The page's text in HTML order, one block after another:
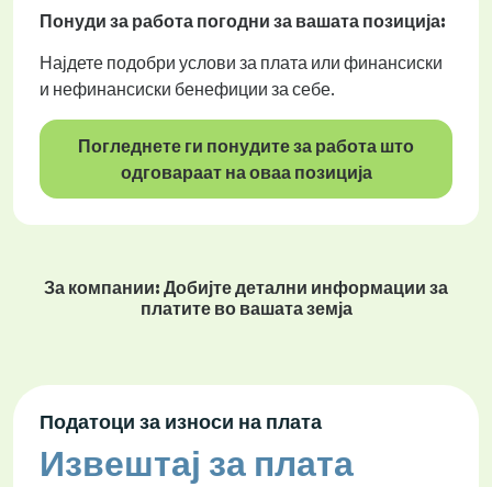
Понуди за работа погодни за вашата позиција:
Најдете подобри услови за плата или финансиски
и нефинансиски бенефиции за себе.
Погледнете ги понудите за работа што
одговараат на оваа позиција
За компании: Добијте детални информации за
платите во вашата земја
Податоци за износи на плата
Извештај за плата